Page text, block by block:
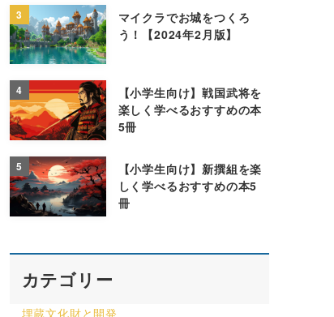
3
マイクラでお城をつくろ
う！【2024年2月版】
4
【小学生向け】戦国武将を
楽しく学べるおすすめの本
5冊
5
【小学生向け】新撰組を楽
しく学べるおすすめの本5
冊
カテゴリー
埋蔵文化財と開発